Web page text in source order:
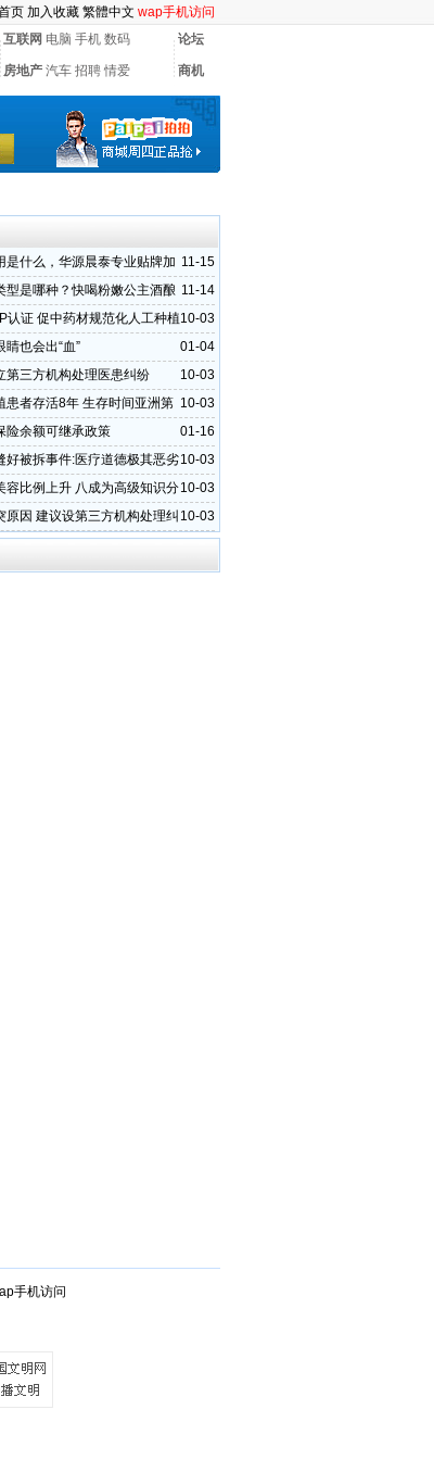
页 加入收藏 繁體中文 wap手机访问
互联网 电脑 手机 数码 论坛
房地产 汽车 招聘 情爱 商机
11-15
是什么，华源晨泰专业贴牌加
11-14
型是哪种？快喝粉嫩公主酒酿
10-03
认证 促中药材规范化人工种植
01-04
也会出“血”
10-03
第三方机构处理医患纠纷
10-03
患者存活8年 生存时间亚洲第
01-16
险余额可继承政策
10-03
好被拆事件:医疗道德极其恶劣
10-03
容比例上升 八成为高级知识分
10-03
原因 建议设第三方机构处理纠
手机访问